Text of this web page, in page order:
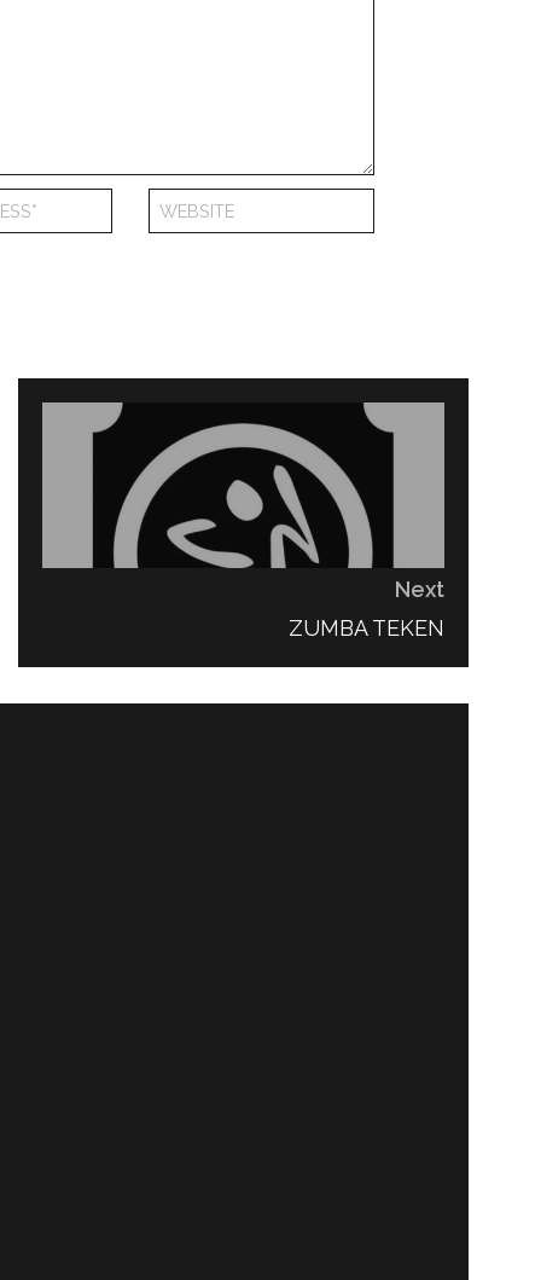
Next
NEXT
ZUMBA TEKEN